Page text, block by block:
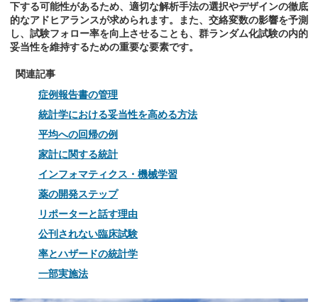
下する可能性があるため、適切な解析手法の選択やデザインの徹底
的なアドヒアランスが求められます。また、交絡変数の影響を予測
し、試験フォロー率を向上させることも、群ランダム化試験の内的
妥当性を維持するための重要な要素です。
関連記事
症例報告書の管理
統計学における妥当性を高める方法
平均への回帰の例
家計に関する統計
インフォマティクス・機械学習
薬の開発ステップ
リポーターと話す理由
公刊されない臨床試験
率とハザードの統計学
一部実施法